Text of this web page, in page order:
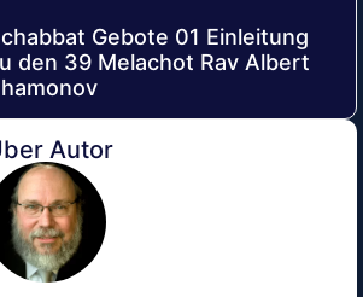
Gebote 01 Einleitung
den 39 Melachot Rav Albert
Autor